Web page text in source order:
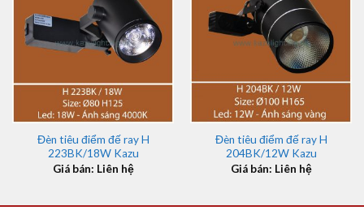
Đèn tiêu điểm đế ray H
223BK/18W Kazu
Giá bán: Liên hệ
Đèn tiêu điểm đế ray H
204BK/12W Kazu
Giá bán: Liên hệ